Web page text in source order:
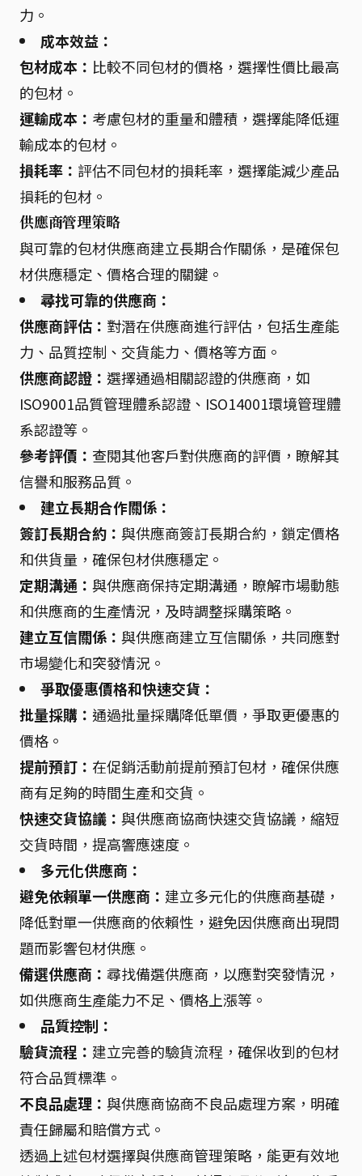
力。
成本效益：
包材成本： 比較不同包材的價格，選擇性價比最高
的包材。
運輸成本： 考慮包材的重量和體積，選擇能降低運
輸成本的包材。
損耗率： 評估不同包材的損耗率，選擇能減少產品
損耗的包材。
供應商管理策略
與可靠的包材供應商建立長期合作關係，是確保包
材供應穩定、價格合理的關鍵。
尋找可靠的供應商：
供應商評估： 對潛在供應商進行評估，包括生產能
力、品質控制、交貨能力、價格等方面。
供應商認證： 選擇通過相關認證的供應商，如
ISO9001品質管理體系認證、ISO14001環境管理體
系認證等。
參考評價： 查閱其他客戶對供應商的評價，瞭解其
信譽和服務品質。
建立長期合作關係：
簽訂長期合約： 與供應商簽訂長期合約，鎖定價格
和供貨量，確保包材供應穩定。
定期溝通： 與供應商保持定期溝通，瞭解市場動態
和供應商的生產情況，及時調整採購策略。
建立互信關係： 與供應商建立互信關係，共同應對
市場變化和突發情況。
爭取優惠價格和快速交貨：
批量採購： 通過批量採購降低單價，爭取更優惠的
價格。
提前預訂： 在促銷活動前提前預訂包材，確保供應
商有足夠的時間生產和交貨。
快速交貨協議： 與供應商協商快速交貨協議，縮短
交貨時間，提高響應速度。
多元化供應商：
避免依賴單一供應商： 建立多元化的供應商基礎，
降低對單一供應商的依賴性，避免因供應商出現問
題而影響包材供應。
備選供應商： 尋找備選供應商，以應對突發情況，
如供應商生產能力不足、價格上漲等。
品質控制：
驗貨流程： 建立完善的驗貨流程，確保收到的包材
符合品質標準。
不良品處理： 與供應商協商不良品處理方案，明確
責任歸屬和賠償方式。
透過上述包材選擇與供應商管理策略，能更有效地